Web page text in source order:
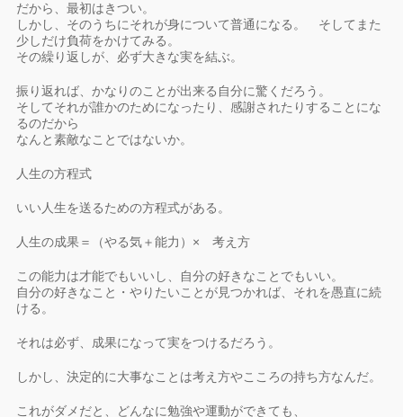
だから、最初はきつい。
しかし、そのうちにそれが身について普通になる。 そしてまた
少しだけ負荷をかけてみる。
その繰り返しが、必ず大きな実を結ぶ。
振り返れば、かなりのことが出来る自分に驚くだろう。
そしてそれが誰かのためになったり、感謝されたりすることにな
るのだから
なんと素敵なことではないか。
人生の方程式
いい人生を送るための方程式がある。
人生の成果＝（やる気＋能力）× 考え方
この能力は才能でもいいし、自分の好きなことでもいい。
自分の好きなこと・やりたいことが見つかれば、それを愚直に続
ける。
それは必ず、成果になって実をつけるだろう。
しかし、決定的に大事なことは考え方やこころの持ち方なんだ。
これがダメだと、どんなに勉強や運動ができても、